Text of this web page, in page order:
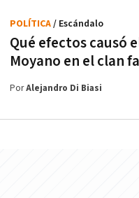
Qué efectos causó
Moyano en el clan
POLÍTICA/ Escándalo
PorAlejandro Di Biasi